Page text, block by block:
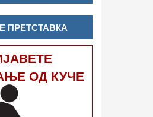
ПРЕТСТАВКА
ОД КУЧЕ